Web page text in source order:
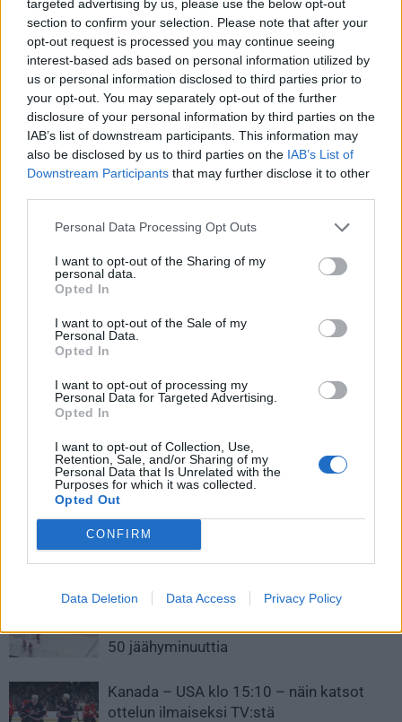
targeted advertising by us, please use the below opt-out
section to confirm your selection. Please note that after your
opt-out request is processed you may continue seeing
interest-based ads based on personal information utilized by
us or personal information disclosed to third parties prior to
your opt-out. You may separately opt-out of the further
disclosure of your personal information by third parties on the
IAB’s list of downstream participants. This information may
also be disclosed by us to third parties on the IAB’s List of
Downstream Participants that may further disclose it to other
Personal Data Processing Opt Outs
I want to opt-out of the Sharing of my
personal data.
Opted In
I want to opt-out of the Sale of my
Personal Data.
Opted In
I want to opt-out of processing my
Personal Data for Targeted Advertising.
Opted In
I want to opt-out of Collection, Use,
Retention, Sale, and/or Sharing of my
Personal Data that Is Unrelated with the
Purposes for which it was collected.
Opted Out
CONFIRM
Data Deletion Data Access Privacy Policy
➡️ TILANNE ETENEE#LIIGA'N
KURINPITODELEGAATION KÄSITTELYYN
PIC.TWITTER.COM/0BYEZYTCZT
— Liiga (@smliiga)November 30, 2022
Edellinen artikkeli
Aivan käsittämätöntä väkivaltaa
päähän Coloradossa!
Seuraava artikkeli
heitetty kiekko upposi
päätylaudan kautta sisään
LIITTYVÄT ARTIKKELIT LISÄÄ TEKIJÄLTÄ
Leijonat julkisti ketjut Sveitsi-peliin –
Aleksander Barkov tekee paluun
kaukaloon
Venäläisveskari sekosi Suomen 2.
50 jäähyminuuttia
Kanada – USA klo 15:10 – näin katsot
ottelun ilmaiseksi TV:stä